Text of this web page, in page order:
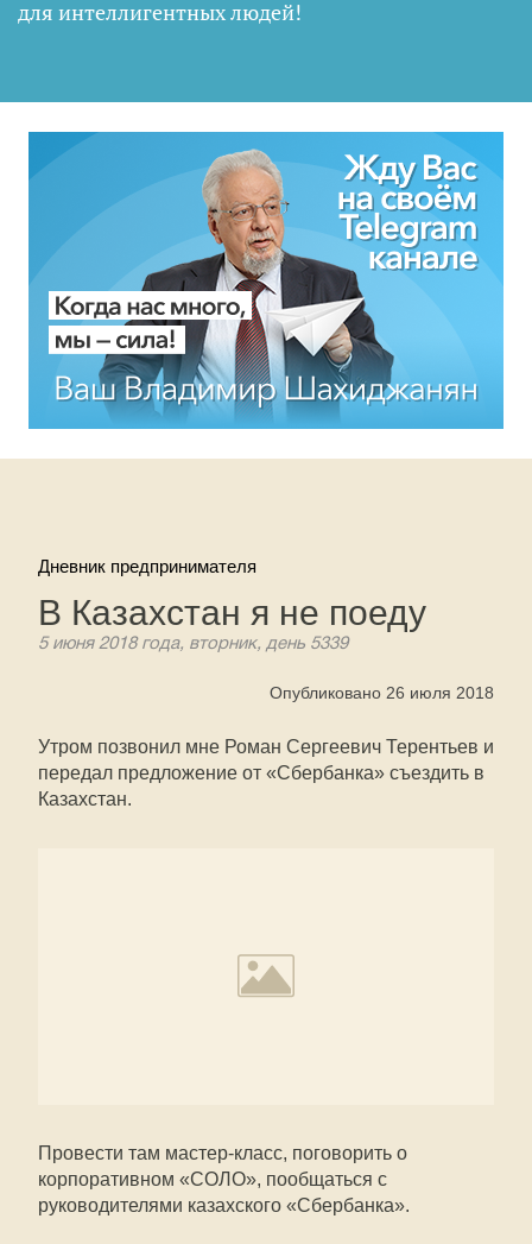
для интеллигентных людей!
Дневник предпринимателя
В Казахстан я не поеду
5 июня 2018 года, вторник, день 5339
Опубликовано 26 июля 2018
Утром позвонил мне Роман Сергеевич Терентьев и
передал предложение от «Сбербанка» съездить в
Казахстан.
Провести там мастер-класс, поговорить о
корпоративном «СОЛО», пообщаться с
руководителями казахского «Сбербанка».